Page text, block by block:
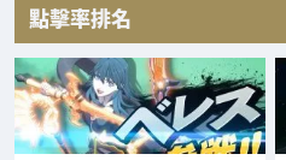
點擊率排名